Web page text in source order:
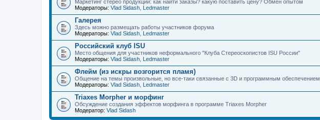
Маркетинг стерео продукции: как найти заказы? какую поставить цену? Обмен опытом
Модераторы: Vlad Sidash Ledmaster
Галерея
Здесь можно размещать работы участников форума
Модераторы: Vlad Sidash Ledmaster
Российский клуб ISU
Место общения для участников неформального "Клуба Стереоскопистов ISU России"
Модераторы: Vlad Sidash Ledmaster
Флейм (из искры возгорится пламя)
Общение на темы произвольные, но все-таки связанные с 3D и программным обеспечением
Модераторы: Vlad Sidash Ledmaster
Triaxes Morpher и морфинг
Обсуждение создания эффектов морфинга в программе Triaxes Morpher
Модератор: Vlad Sidash